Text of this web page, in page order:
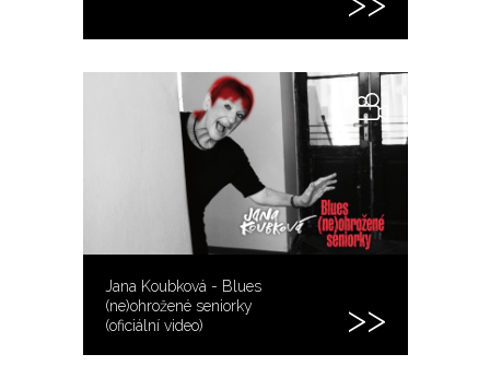
Jana Koubková - Blues
(ne)ohrožené seniorky
(oficiální video)